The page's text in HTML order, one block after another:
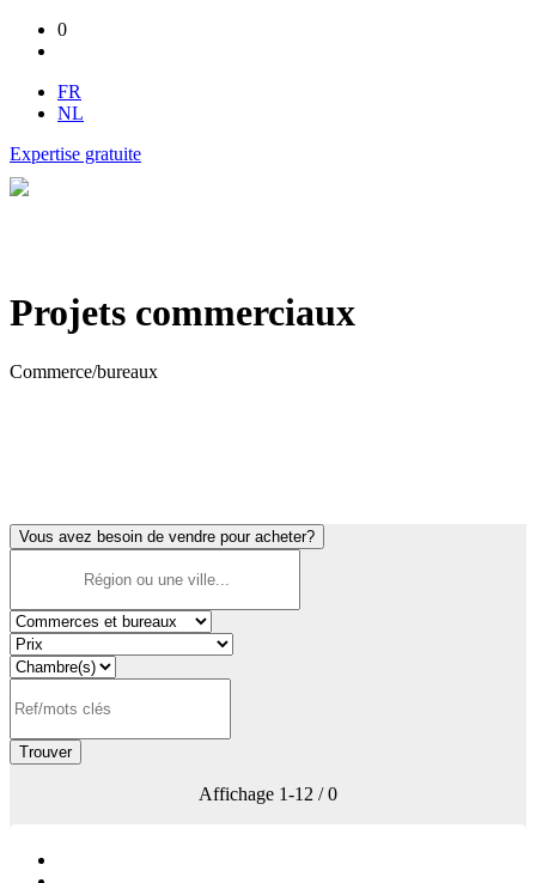
0
FR
NL
Expertise gratuite
Projets commerciaux
Commerce/bureaux
Vous avez besoin de vendre pour acheter?
Trouver
Affichage 1-12 / 0